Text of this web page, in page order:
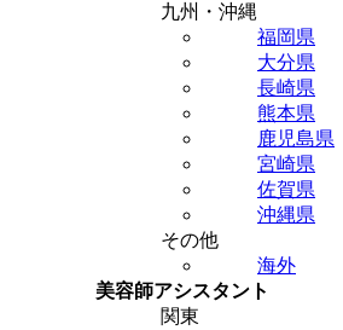
九州・沖縄
福岡県
大分県
長崎県
熊本県
鹿児島県
宮崎県
佐賀県
沖縄県
その他
海外
美容師アシスタント
関東